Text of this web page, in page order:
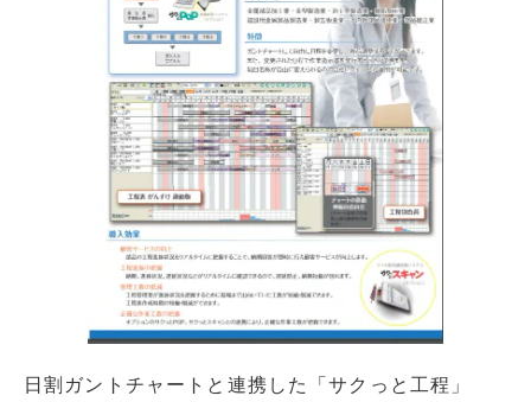
日割ガントチャートと連携した「サクっと工程」